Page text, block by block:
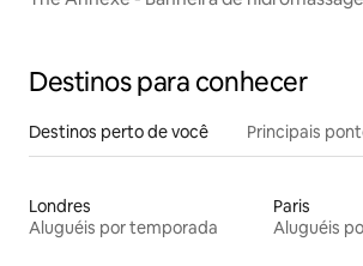
Destinos para conhecer
Destinos perto de você Principais
Londres
Aluguéis por temporada
Paris
Aluguéis